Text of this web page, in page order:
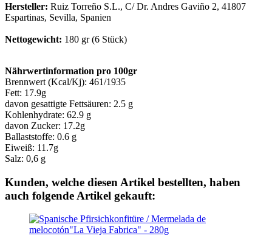
Hersteller: Ruiz Torreño S.L., C/ Dr. Andres Gaviño 2, 41807
Espartinas, Sevilla, Spanien
Nettogewicht: 180 gr (6 Stück)
Nährwertinformation pro 100gr
Brennwert (Kcal/Kj): 461/1935
Fett: 17.9g
davon gesattigte Fettsäuren: 2.5 g
Kohlenhydrate: 62.9 g
davon Zucker: 17.2g
Ballaststoffe: 0.6 g
Eiweiß: 11.7g
Salz: 0,6 g
Kunden, welche diesen Artikel bestellten, haben
auch folgende Artikel gekauft: